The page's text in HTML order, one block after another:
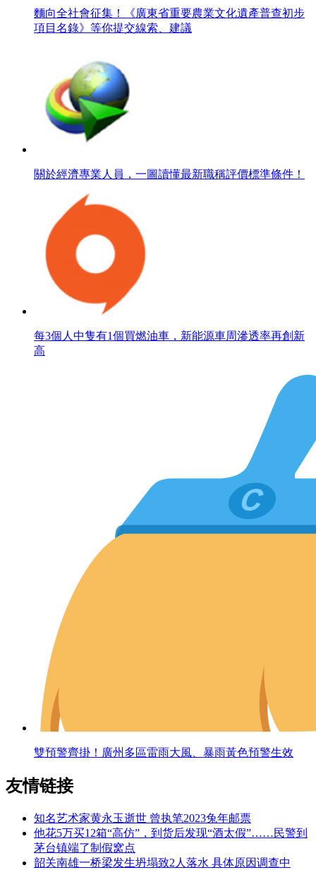
麵向全社會征集！《廣東省重要農業文化遺產普查初步
項目名錄》等你提交線索、建議
關於經濟專業人員，一圖讀懂最新職稱評價標準條件！
每3個人中隻有1個買燃油車，新能源車周滲透率再創新
高
雙預警齊掛！廣州多區雷雨大風、暴雨黃色預警生效
友情链接
知名艺术家黄永玉逝世 曾执笔2023兔年邮票
他花5万买12箱“高仿”，到货后发现“酒太假”……民警到
茅台镇端了制假窝点
韶关南雄一桥梁发生坍塌致2人落水 具体原因调查中